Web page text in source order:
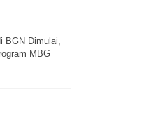
BGN Dimulai,
MBG